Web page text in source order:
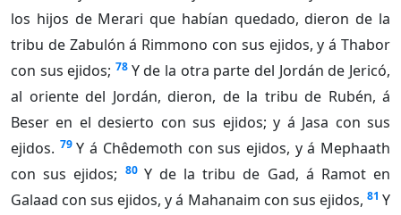
los hijos de Merari que habían quedado, dieron de la
tribu de Zabulón á Rimmono con sus ejidos, y á Thabor
con sus ejidos; 78 Y de la otra parte del Jordán de Jericó,
al oriente del Jordán, dieron, de la tribu de Rubén, á
Beser en el desierto con sus ejidos; y á Jasa con sus
ejidos. 79 Y á Chêdemoth con sus ejidos, y á Mephaath
con sus ejidos; 80 Y de la tribu de Gad, á Ramot en
Galaad con sus ejidos, y á Mahanaim con sus ejidos, 81 Y